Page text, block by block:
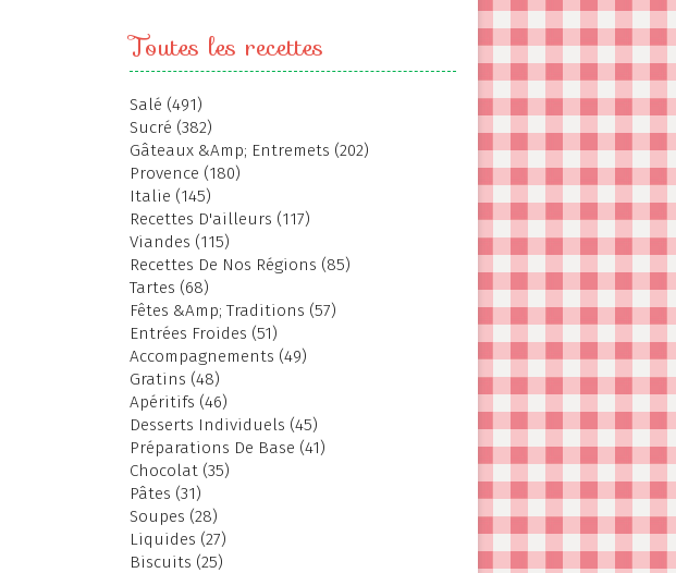
Toutes les recettes
Salé (491)
Sucré (382)
Gâteaux &Amp; Entremets (202)
Provence (180)
Italie (145)
Recettes D'ailleurs (117)
Viandes (115)
Recettes De Nos Régions (85)
Tartes (68)
Fêtes &Amp; Traditions (57)
Entrées Froides (51)
Accompagnements (49)
Gratins (48)
Apéritifs (46)
Desserts Individuels (45)
Préparations De Base (41)
Chocolat (35)
Pâtes (31)
Soupes (28)
Liquides (27)
Biscuits (25)